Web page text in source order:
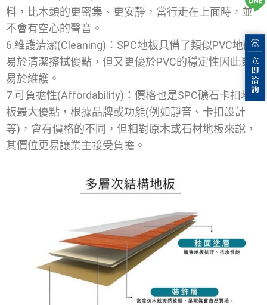
料，比木頭的更密集、更安靜，當行走在上面時，並
不會有空心的聲音。
6.維護清潔(Cleaning) ：SPC地板具備了類似PVC地磚
易於清潔擦拭優點，但又更優於PVC的穩定性因此更
易於維護。
7.可負擔性(Affordability) ：價格也是SPC礦石卡扣地
板最大優點，根據品牌或功能(例如靜音、卡扣設計
等)，會有價格的不同，但相對原木或石材地板來說，
其價位更易讓業主接受負擔。